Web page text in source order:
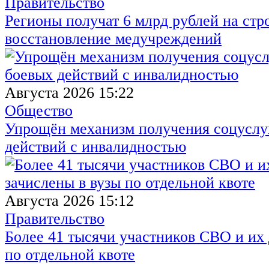
Регионы получат 6 млрд рублей на
восстановление медучреждений
Августа 2026 15:22
Общество
Упрощён механизм получения
действий с инвалидностью
Августа 2026 15:12
Правительство
Более 41 тысячи участников СВО и их
по отдельной квоте